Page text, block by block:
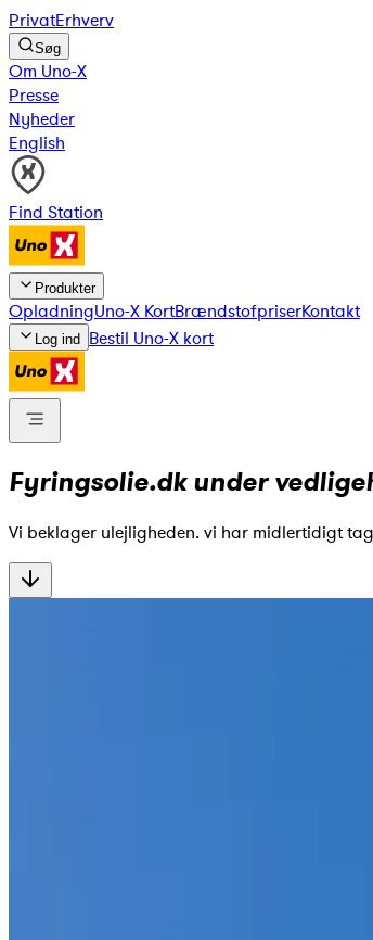
PrivatErhverv
Søg
Om Uno-X
Presse
Nyheder
English
Find Station
Produkter
OpladningUno-X KortBrændstofpriserKontakt
Log ind Bestil Uno-X kort
Fyringsolie.dk under
Vi beklager ulejligheden. vi har midlertidigt